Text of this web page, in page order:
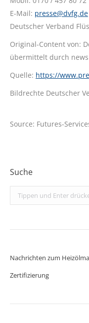
E-Mail: presse@dvfg.de
Deutscher Verband
Original-Content von:
übermittelt durch
Quelle: https://
Bildrechte Deutscher
Source: Futures-
Suche
Search:
Nachrichten zum
Zertifizierung